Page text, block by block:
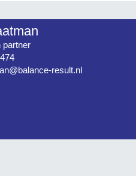
partner
result.nl